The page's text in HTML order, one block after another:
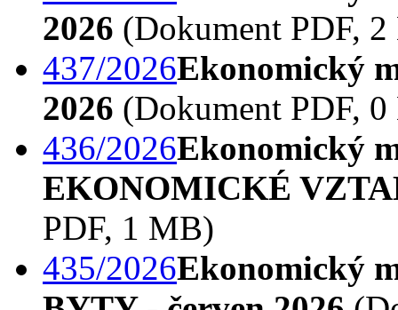
2026 (Dokument PDF,
437/2026Ekonomický
2026 (Dokument PDF,
436/2026Ekonomický
EKONOMICKÉ
PDF, 1 MB)
435/2026Ekonomický